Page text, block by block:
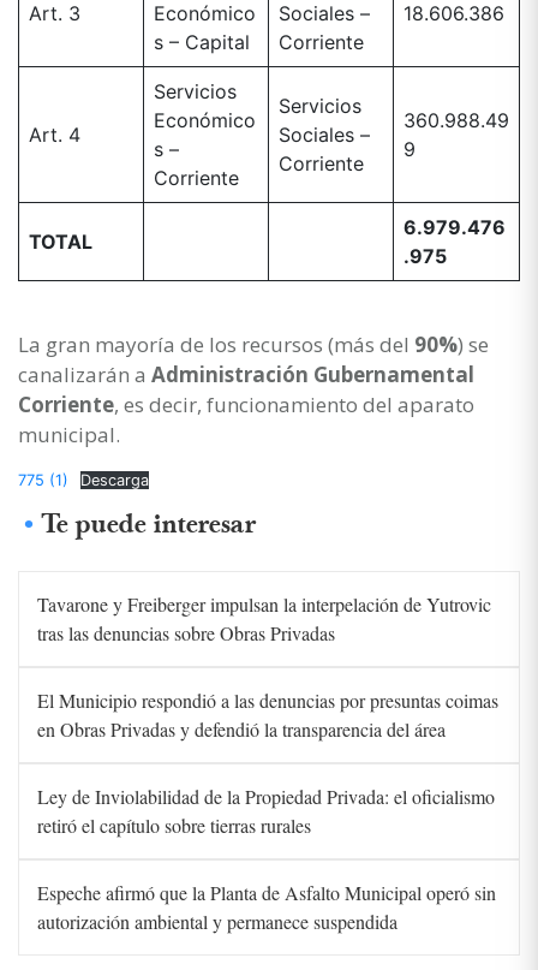
Art. 3
Económico
s – Capital
Sociales –
Corriente
18.606.386
Art. 4
Servicios
Económico
s –
Corriente
Servicios
Sociales –
Corriente
360.988.49
9
TOTAL
6.979.476
.975
La gran mayoría de los recursos (más del 90%) se
canalizarán a Administración Gubernamental
Corriente, es decir, funcionamiento del aparato
municipal.
775 (1) Descarga
Te puede interesar
Tavarone y Freiberger impulsan la interpelación de Yutrovic
tras las denuncias sobre Obras Privadas
El Municipio respondió a las denuncias por presuntas coimas
en Obras Privadas y defendió la transparencia del área
Ley de Inviolabilidad de la Propiedad Privada: el oficialismo
retiró el capítulo sobre tierras rurales
Espeche afirmó que la Planta de Asfalto Municipal operó sin
autorización ambiental y permanece suspendida